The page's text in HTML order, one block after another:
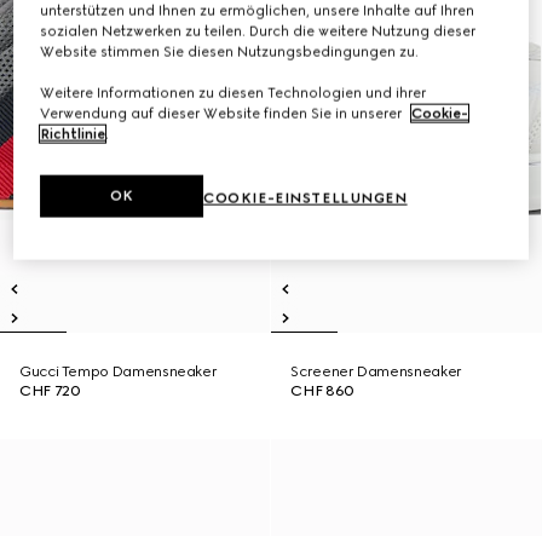
Gucci Tempo Damensneaker
CHF 720
Screener Damensneaker
CHF 860
unterstützen und Ihnen zu ermöglichen, unsere Inhalte auf Ihren
sozialen Netzwerken zu teilen. Durch die weitere Nutzung dieser
Website stimmen Sie diesen Nutzungsbedingungen zu.
Weitere Informationen zu diesen Technologien und ihrer
Verwendung auf dieser Website finden Sie in unserer Cookie-
Richtlinie.
COOKIE-EINSTELLUNGEN
OK